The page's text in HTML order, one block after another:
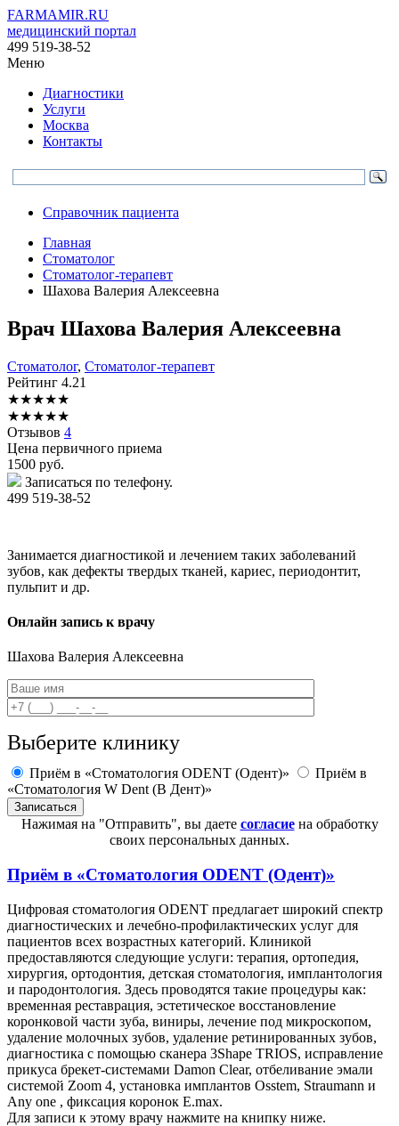
FARMAMIR.RU
медицинский портал
499 519-38-52
Меню
Диагностики
Услуги
Москва
Контакты
Справочник пациента
Главная
Стоматолог
Стоматолог-терапевт
Шахова Валерия Алексеевна
Врач Шахова Валерия Алексеевна
Стоматолог, Стоматолог-терапевт
Рейтинг 4.21
★★★★★
★★★★★
Отзывов 4
Цена первичного приема
1500 руб.
Записаться по телефону.
499 519-38-52
Занимается диагностикой и лечением таких заболеваний
зубов, как дефекты твердых тканей, кариес, периодонтит,
пульпит и др.
Онлайн запись к врачу
Шахова Валерия Алексеевна
Выберите клинику
Приём в «Стоматология ODENT (Одент)»
Приём в
«Стоматология W Dent (В Дент)»
Нажимая на "Отправить", вы даете согласиена обработку
своих персональных данных.
Приём в «Стоматология ODENT (Одент)»
Цифровая стоматология ODENT предлагает широкий спектр
диагностических и лечебно-профилактических услуг для
пациентов всех возрастных категорий. Клиникой
предоставляются следующие услуги: терапия, ортопедия,
хирургия, ортодонтия, детская стоматология, имплантология
и пародонтология. Здесь проводятся такие процедуры как:
временная реставрация, эстетическое восстановление
коронковой части зуба, виниры, лечение под микроскопом,
удаление молочных зубов, удаление ретинированных зубов,
диагностика с помощью сканера 3Shape TRIOS, исправление
прикуса брекет-системами Damon Clear, отбеливание эмали
системой Zoom 4, установка имплантов Osstem, Straumann и
Any one , фиксация коронок E.max.
Для записи к этому врачу нажмите на книпку ниже.